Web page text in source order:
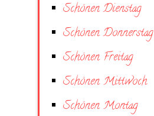
Schönen Dienstag
Schönen Donnerstag
Schönen Freitag
Schönen Mittwoch
Schönen Montag